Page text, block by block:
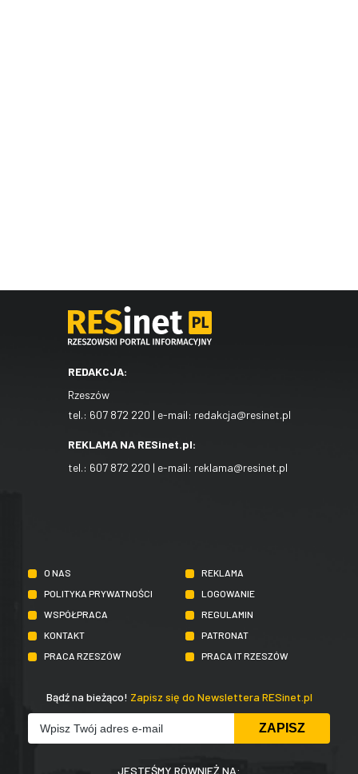
REDAKCJA:
Rzeszów
tel.: 607 872 220 | e-mail: redakcja@resinet.pl
REKLAMA NA RESinet.pl:
tel.: 607 872 220 | e-mail: reklama@resinet.pl
O NAS
REKLAMA
POLITYKA PRYWATNOŚCI
LOGOWANIE
WSPÓŁPRACA
REGULAMIN
KONTAKT
PATRONAT
PRACA RZESZÓW
PRACA IT RZESZÓW
Bądź na bieżąco! Zapisz się do Newslettera RESinet.pl
JESTEŚMY RÓWNIEŻ NA: